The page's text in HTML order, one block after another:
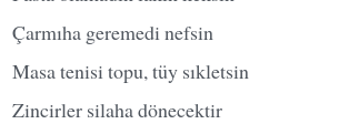
Çarmıha geremedi nefsin
Masa tenisi topu, tüy sıkletsin
Zincirler silaha dönecektir